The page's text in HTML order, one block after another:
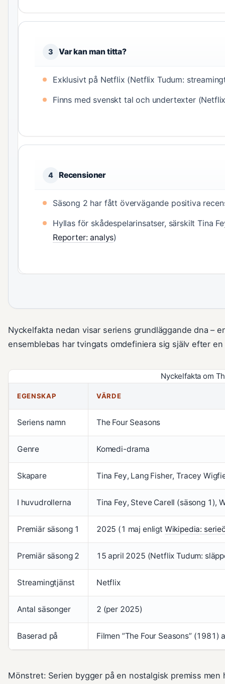
3 Var kan man titta?
Exklusivt på Netflix (Netflix Tudum:
Finns med svenskt tal och undertexter
4 Recensioner
Säsong 2 har fått övervägande positiva
Hyllas för skådespelarinsatser, särskilt Tina
Reporter: analys)
Nyckelfakta nedan visar seriens grundläggande dna –
ensemblebas har tvingats omdefiniera sig själv efter
Nyckelfakta om
EGENSKAP VÄRDE
Seriens namn The Four Seasons
Genre Komedi-drama
Skapare Tina Fey, Lang Fisher, Tracey
I huvudrollerna Tina Fey, Steve Carell (säsong 1),
Premiär säsong 1 2025 (1 maj enligt Wikipedia:
Premiär säsong 2 15 april 2025 (Netflix Tudum:
Streamingtjänst Netflix
Antal säsonger 2 (per 2025)
Baserad på Filmen ”The Four Seasons” (1981)
Mönstret: Serien bygger på en nostalgisk premiss